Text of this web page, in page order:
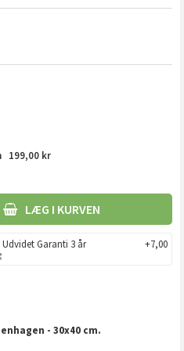
199,00 kr
LÆG I KURVEN
Udvidet Garanti 3 år +7,00
- 30x40 cm.